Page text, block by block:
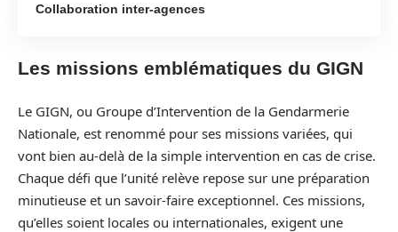
Collaboration inter-agences
Les missions emblématiques du GIGN
Le GIGN, ou Groupe d’Intervention de la Gendarmerie
Nationale, est renommé pour ses missions variées, qui
vont bien au-delà de la simple intervention en cas de crise.
Chaque défi que l’unité relève repose sur une préparation
minutieuse et un savoir-faire exceptionnel. Ces missions,
qu’elles soient locales ou internationales, exigent une